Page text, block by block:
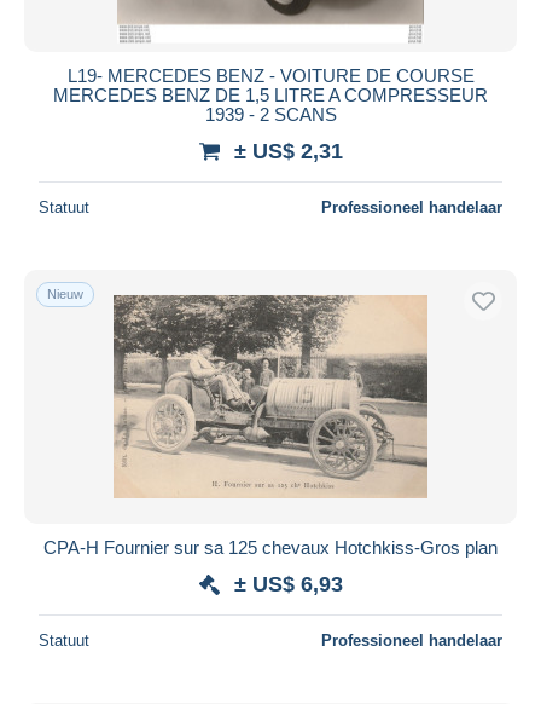
Bancontact
Maestro
Woonplaats van de verkoper
Wereldwijd
Toepassen
L19- MERCEDES BENZ - VOITURE DE COURSE
MERCEDES BENZ DE 1,5 LITRE A COMPRESSEUR
1939 - 2 SCANS
± US$ 2,31
Statuut Professioneel handelaar
Nieuw
CPA-H Fournier sur sa 125 chevaux Hotchkiss-Gros plan
± US$ 6,93
Statuut Professioneel handelaar